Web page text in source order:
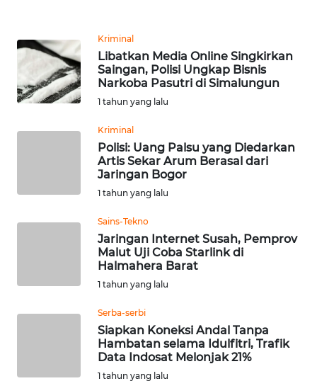
Kriminal
Libatkan Media Online Singkirkan
Saingan, Polisi Ungkap Bisnis
Narkoba Pasutri di Simalungun
1 tahun yang lalu
Kriminal
Polisi: Uang Palsu yang Diedarkan
Artis Sekar Arum Berasal dari
Jaringan Bogor
1 tahun yang lalu
Sains-Tekno
Jaringan Internet Susah, Pemprov
Malut Uji Coba Starlink di
Halmahera Barat
1 tahun yang lalu
Serba-serbi
Siapkan Koneksi Andal Tanpa
Hambatan selama Idulfitri, Trafik
Data Indosat Melonjak 21%
1 tahun yang lalu
DISCLAIMER
Wahana
News
JAKARTA
WN